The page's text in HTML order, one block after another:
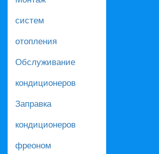
систем
отопления
Обслуживание
кондиционеров
Заправка
кондиционеров
фреоном